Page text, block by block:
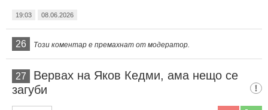
19:03 08.06.2026
26 Този коментар е премахнат от модератор.
27
Вервах на Яков Кедми, ама нещо се
загуби